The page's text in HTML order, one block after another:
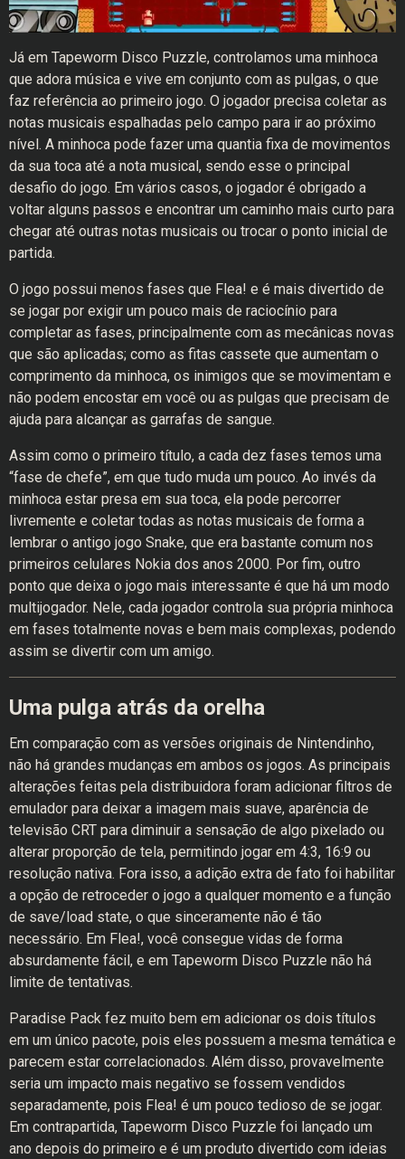
Já em Tapeworm Disco Puzzle, controlamos uma minhoca
que adora música e vive em conjunto com as pulgas, o que
faz referência ao primeiro jogo. O jogador precisa coletar as
notas musicais espalhadas pelo campo para ir ao próximo
nível. A minhoca pode fazer uma quantia fixa de movimentos
da sua toca até a nota musical, sendo esse o principal
desafio do jogo. Em vários casos, o jogador é obrigado a
voltar alguns passos e encontrar um caminho mais curto para
chegar até outras notas musicais ou trocar o ponto inicial de
partida.
O jogo possui menos fases que Flea! e é mais divertido de
se jogar por exigir um pouco mais de raciocínio para
completar as fases, principalmente com as mecânicas novas
que são aplicadas; como as fitas cassete que aumentam o
comprimento da minhoca, os inimigos que se movimentam e
não podem encostar em você ou as pulgas que precisam de
ajuda para alcançar as garrafas de sangue.
Assim como o primeiro título, a cada dez fases temos uma
“fase de chefe”, em que tudo muda um pouco. Ao invés da
minhoca estar presa em sua toca, ela pode percorrer
livremente e coletar todas as notas musicais de forma a
lembrar o antigo jogo Snake, que era bastante comum nos
primeiros celulares Nokia dos anos 2000. Por fim, outro
ponto que deixa o jogo mais interessante é que há um modo
multijogador. Nele, cada jogador controla sua própria minhoca
em fases totalmente novas e bem mais complexas, podendo
assim se divertir com um amigo.
Uma pulga atrás da orelha
Em comparação com as versões originais de Nintendinho,
não há grandes mudanças em ambos os jogos. As principais
alterações feitas pela distribuidora foram adicionar filtros de
emulador para deixar a imagem mais suave, aparência de
televisão CRT para diminuir a sensação de algo pixelado ou
alterar proporção de tela, permitindo jogar em 4:3, 16:9 ou
resolução nativa. Fora isso, a adição extra de fato foi habilitar
a opção de retroceder o jogo a qualquer momento e a função
de save/load state, o que sinceramente não é tão
necessário. Em Flea!, você consegue vidas de forma
absurdamente fácil, e em Tapeworm Disco Puzzle não há
limite de tentativas.
Paradise Pack fez muito bem em adicionar os dois títulos
em um único pacote, pois eles possuem a mesma temática e
parecem estar correlacionados. Além disso, provavelmente
seria um impacto mais negativo se fossem vendidos
separadamente, pois Flea! é um pouco tedioso de se jogar.
Em contrapartida, Tapeworm Disco Puzzle foi lançado um
ano depois do primeiro e é um produto divertido com ideias